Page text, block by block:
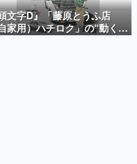
ージビュー数万以上！ などな
電ファミ渾身の“殿堂入り”記
頭文字D』「藤原とうふ店
自家用）ハチロク」の“動くテ
シュケース”が買えるポップ